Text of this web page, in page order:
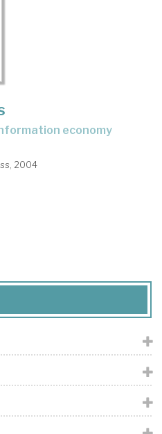
economy
2004